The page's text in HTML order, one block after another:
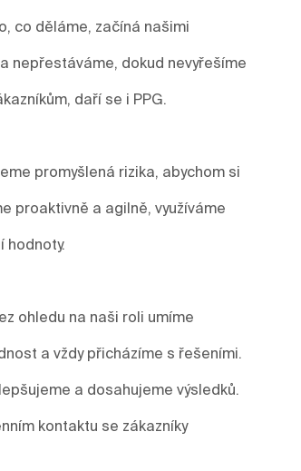
co děláme, začíná našimi
nepřestáváme, dokud nevyřešíme
daří se i PPG.
promyšlená rizika, abychom si
proaktivně a agilně, využíváme
hodnoty.
ohledu na naši roli umíme
a vždy přicházíme s řešeními.
a dosahujeme výsledků.
kontaktu se zákazníky